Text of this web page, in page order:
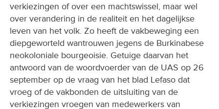
verkiezingen of over een machtswissel, maar wel
over verandering in de realiteit en het dagelijkse
leven van het volk. Zo heeft de vakbeweging een
diepgeworteld wantrouwen jegens de Burkinabese
neokoloniale bourgeoisie. Getuige daarvan het
antwoord van de woordvoerder van de UAS op 26
september op de vraag van het blad Lefaso dat
vroeg of de vakbonden de uitsluiting van de
verkiezingen vroegen van medewerkers van